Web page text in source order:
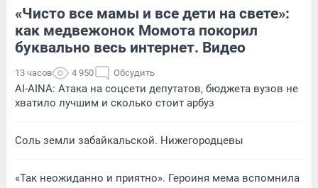
«Чисто все мамы и все дети на свете»:
как медвежонок Момота покорил
буквально весь интернет. Видео
13 часов 4 950 Обсудить
AI-AINA: Атака на соцсети депутатов, бюджета вузов не
хватило лучшим и сколько стоит арбуз
Соль земли забайкальской. Нижегородцевы
«Так неожиданно и приятно». Героиня мема вспомнила